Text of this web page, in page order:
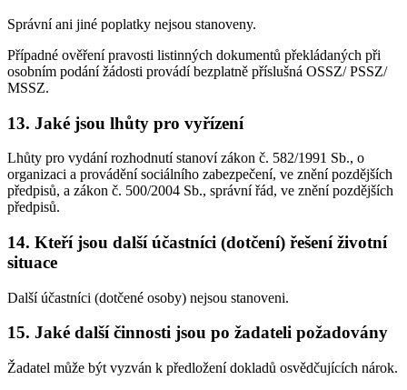
Správní ani jiné poplatky nejsou stanoveny.
Případné ověření pravosti listinných dokumentů překládaných při
osobním podání žádosti provádí bezplatně příslušná OSSZ/ PSSZ/
MSSZ.
13. Jaké jsou lhůty pro vyřízení
Lhůty pro vydání rozhodnutí stanoví zákon č. 582/1991 Sb., o
organizaci a provádění sociálního zabezpečení, ve znění pozdějších
předpisů, a zákon č. 500/2004 Sb., správní řád, ve znění pozdějších
předpisů.
14. Kteří jsou další účastníci (dotčení) řešení životní
situace
Další účastníci (dotčené osoby) nejsou stanoveni.
15. Jaké další činnosti jsou po žadateli požadovány
Žadatel může být vyzván k předložení dokladů osvědčujících nárok.